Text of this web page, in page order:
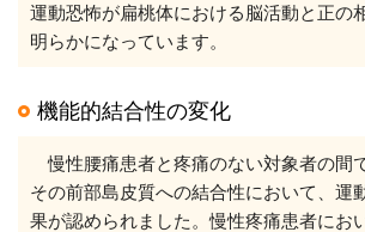
運動恐怖が扁桃体における脳活動と正の
明らかになっています。
機能的結合性の変化
慢性腰痛患者と疼痛のない対象者の間
その前部島皮質への結合性において、運
果が認められました。慢性疼痛患者にお